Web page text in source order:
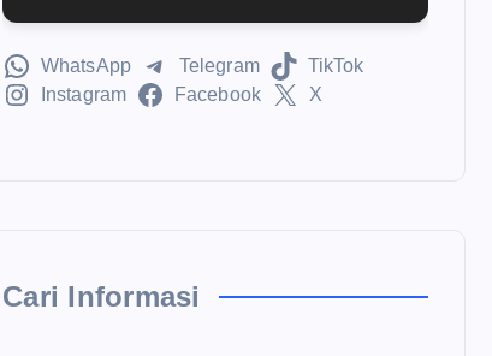
WhatsApp Telegram
TikTok
Instagram
Facebook X
Cari Informasi